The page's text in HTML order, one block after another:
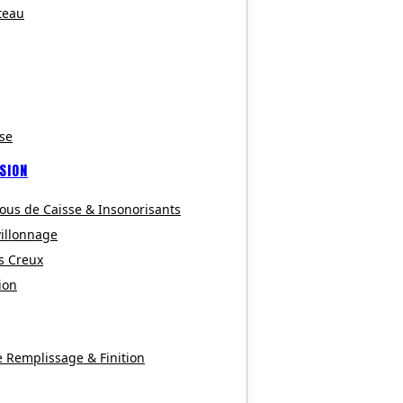
de Caisse & Insonorisants
Creux
Remplissage & Finition